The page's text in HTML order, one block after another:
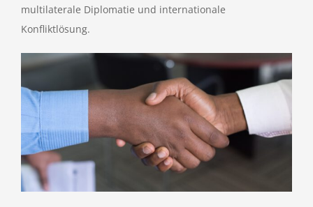
multilaterale Diplomatie und internationale
Konfliktlösung.